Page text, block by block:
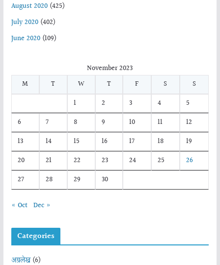
August 2020(425)
July 2020(402)
June 2020(109)
November 2023
M
T W T F S
S
1
2 3 4
5
6
7 8 9 10 11
12
13
14 15 16 17 18
19
20
21 22 23 24 25
26
27
28 29 30
« Oct Dec »
Categories
अग्रलेख(6)